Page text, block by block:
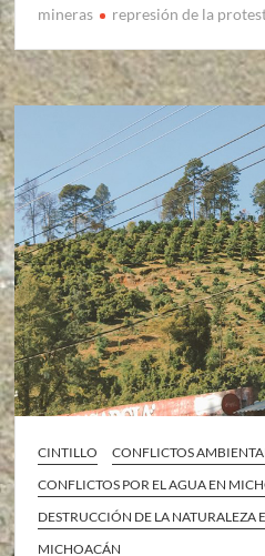
mineras
represión de la
CINTILLO
CONFLICTOS
CONFLICTOS POR EL AGUA EN
DESTRUCCIÓN DE LA NATURALEZA
MICHOACÁN